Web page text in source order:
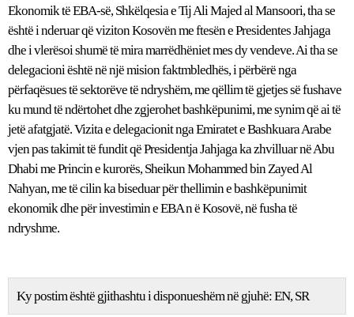
Ekonomik të EBA-së, Shkëlqesia e Tij Ali Majed al Mansoori, tha se
është i nderuar që viziton Kosovën me ftesën e Presidentes Jahjaga
dhe i vlerësoi shumë të mira marrëdhëniet mes dy vendeve. Ai tha se
delegacioni është në një mision faktmbledhës, i përbërë nga
përfaqësues të sektorëve të ndryshëm, me qëllim të gjetjes së fushave
ku mund të ndërtohet dhe zgjerohet bashkëpunimi, me synim që ai të
jetë afatgjatë. Vizita e delegacionit nga Emiratet e Bashkuara Arabe
vjen pas takimit të fundit që Presidentja Jahjaga ka zhvilluar në Abu
Dhabi me Princin e kurorës, Sheikun Mohammed bin Zayed Al
Nahyan, me të cilin ka biseduar për thellimin e bashkëpunimit
ekonomik dhe për investimin e EBA n ë Kosovë, në fusha të
ndryshme.
Ky postim është gjithashtu i disponueshëm në gjuhë:EN SR